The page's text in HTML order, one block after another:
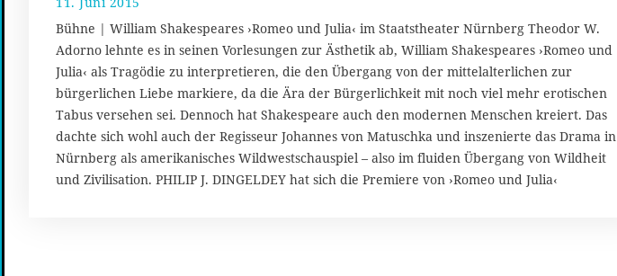
J
u
n
i
2
0
1
5
Bühne | William Shakespeares ›Romeo und Julia‹ im Staatstheater Nürnberg Theodor W.
Adorno lehnte es in seinen Vorlesungen zur Ästhetik ab, William Shakespeares ›Romeo und
Julia‹ als Tragödie zu interpretieren, die den Übergang von der mittelalterlichen zur
bürgerlichen Liebe markiere, da die Ära der Bürgerlichkeit mit noch viel mehr erotischen
Tabus versehen sei. Dennoch hat Shakespeare auch den modernen Menschen kreiert. Das
dachte sich wohl auch der Regisseur Johannes von Matuschka und inszenierte das Drama in
Nürnberg als amerikanisches Wildwestschauspiel – also im fluiden Übergang von Wildheit
und Zivilisation. PHILIP J. DINGELDEY hat sich die Premiere von ›Romeo und Julia‹